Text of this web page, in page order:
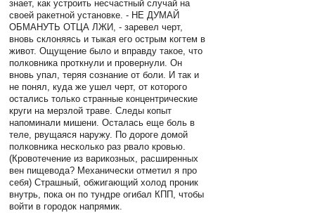
знает, как устроить несчастный случай на
своей ракетной установке. - НЕ ДУМАЙ
ОБМАНУТЬ ОТЦА ЛЖИ, - заревел черт,
вновь склоняясь и тыкая его острым когтем в
живот. Ощущение было и вправду такое, что
полковника проткнули и провернули. Он
вновь упал, теряя сознание от боли. И так и
не понял, куда же ушел черт, от которого
остались только странные концентрические
круги на мерзлой траве. Следы копыт
напоминали мишени. Осталась еще боль в
теле, рвущаяся наружу. По дороге домой
полковника несколько раз рвало кровью.
(Кровотечение из варикозных, расширенных
вен пищевода? Механически отметил я про
себя) Страшный, обжигающий холод проник
внутрь, пока он по тундре огибал КПП, чтобы
войти в городок напрямик.